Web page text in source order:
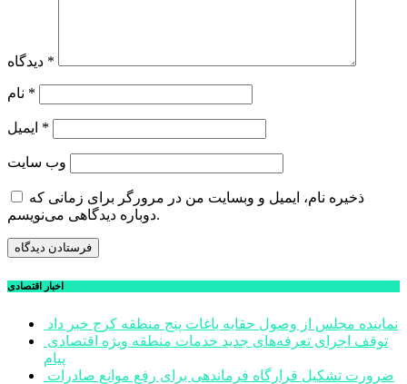
*
*
*
وب‌ سایت
ذخیره نام، ایمیل و وبسایت من در مرورگر برای زمانی که
دوباره دیدگاهی می‌نویسم.
اخبار اقتصادی
نماینده مجلس از وصول حقابه باغات پنج منطقه کرج خبر داد
پیام